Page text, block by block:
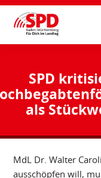
SPD
als
MdL Dr. Walter
ausschöpfen will,